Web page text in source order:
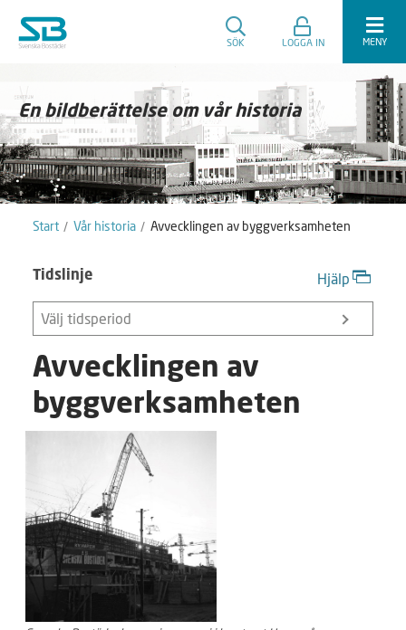
SÖK LOGGA IN MENY
En bildberättelse om vår historia
Start Vår historia Avvecklingen av byggverksamheten
Hjälp
Tidslinje
Välj tidsperiod
Avvecklingen av
byggverksamheten